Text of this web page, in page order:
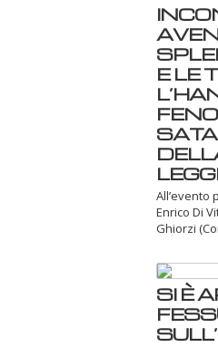
E LE
All’evento
Enrico Di
Ghiorzi
SI È